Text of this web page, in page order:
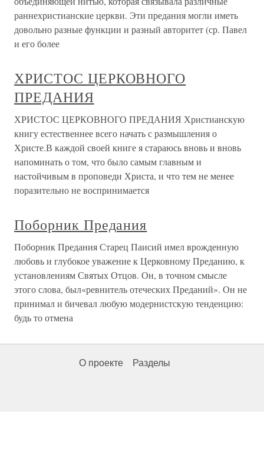
раннехристианские церкви. Эти предания могли иметь
довольно разные функции и разный авторитет (ср. Павел
и его более
ХРИСТОС ЦЕРКОВНОГО
ПРЕДАНИЯ
ХРИСТОС ЦЕРКОВНОГО ПРЕДАНИЯ Христианскую
книгу естественнее всего начать с размышления о
Христе.В каждой своей книге я стараюсь вновь и вновь
напоминать о том, что было самым главным и
настойчивым в проповеди Христа, и что тем не менее
поразительно не воспринимается
Поборник Предания
Поборник Предания Старец Паисий имел врожденную
любовь и глубокое уважение к Церковному Преданию, к
установлениям Святых Отцов. Он, в точном смысле
этого слова, был«ревнитель отеческих Преданий». Он не
принимал и бичевал любую модернистскую тенденцию:
будь то отмена
О проекте Разделы